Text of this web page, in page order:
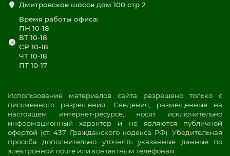
Дмитровское шоссе дом 100 стр 2
Время работы офиса:
ПН 10-18
ВТ 10-18
СР 10-18
ЧТ 10-18
ПТ 10-17
Использование материалов сайта разрешено только с
письменного разрешения. Сведения, размещенные на
настоящем интернет-ресурсе, носят исключительно
информационный характер и не являются публичной
офертой (ст. 437 Гражданского кодекса РФ). Убедительная
просьба дополнительно уточнять указанные данные по
электронной почте или контактным телефонам.